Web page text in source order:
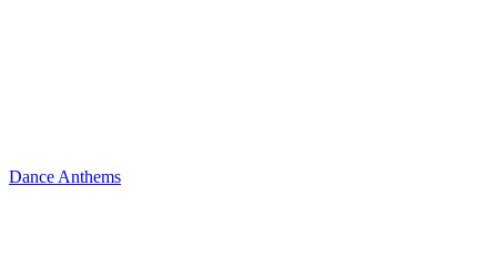
Dance Anthems